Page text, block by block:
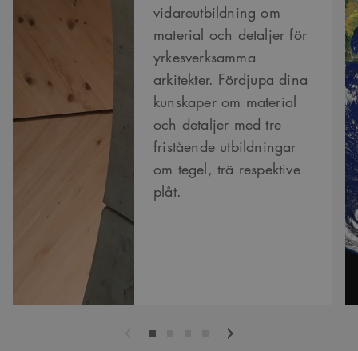
vidareutbildning om
material och detaljer för
yrkesverksamma
arkitekter. Fördjupa dina
kunskaper om material
och detaljer med tre
fristående utbildningar
om tegel, trä respektive
plåt.
Nästa